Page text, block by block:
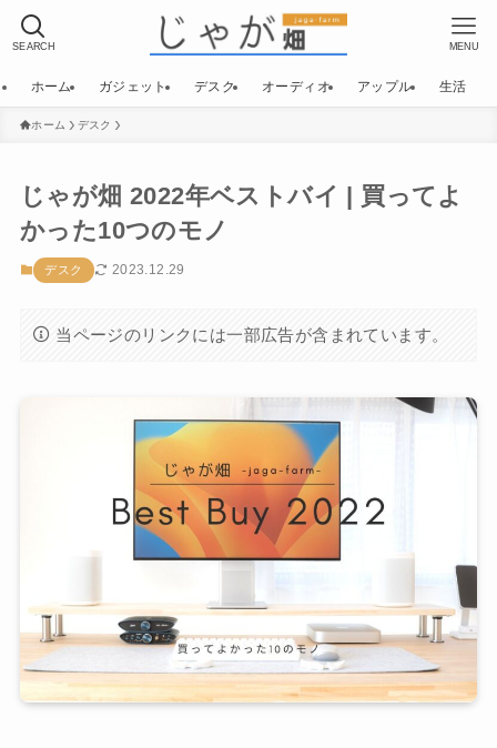
SEARCH MENU
ホーム ガジェット デスク オーディオ アップル 生活
ホーム デスク
じゃが畑 2022年ベストバイ | 買ってよ
かった10つのモノ
デスク 2023.12.29
当ページのリンクには一部広告が含まれています。